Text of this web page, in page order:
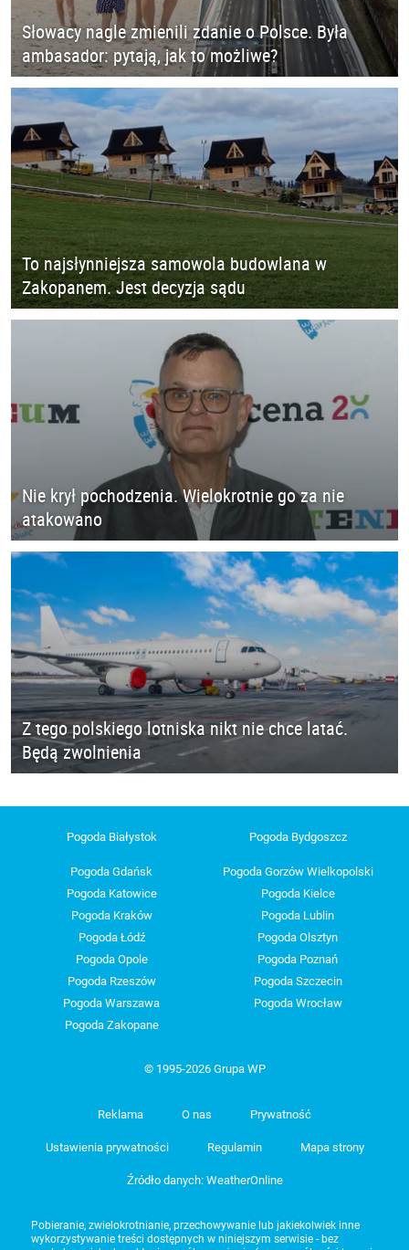
Słowacy nagle zmienili zdanie o Polsce. Była
ambasador: pytają, jak to możliwe?
To najsłynniejsza samowola budowlana w
Zakopanem. Jest decyzja sądu
Nie krył pochodzenia. Wielokrotnie go za nie
atakowano
Z tego polskiego lotniska nikt nie chce latać.
Będą zwolnienia
Pogoda Białystok Pogoda Bydgoszcz
Pogoda Gdańsk
Pogoda Gorzów Wielkopolski
Pogoda Katowice
Pogoda Kielce
Pogoda Kraków
Pogoda Lublin
Pogoda Łódź
Pogoda Olsztyn
Pogoda Opole
Pogoda Poznań
Pogoda Rzeszów
Pogoda Szczecin
Pogoda Warszawa
Pogoda Wrocław
Pogoda Zakopane
© 1995-2026 Grupa WP
Reklama O nas Prywatność
Ustawienia prywatności Regulamin Mapa strony
Źródło danych: WeatherOnline
Pobieranie, zwielokrotnianie, przechowywanie lub jakiekolwiek inne
wykorzystywanie treści dostępnych w niniejszym serwisie - bez